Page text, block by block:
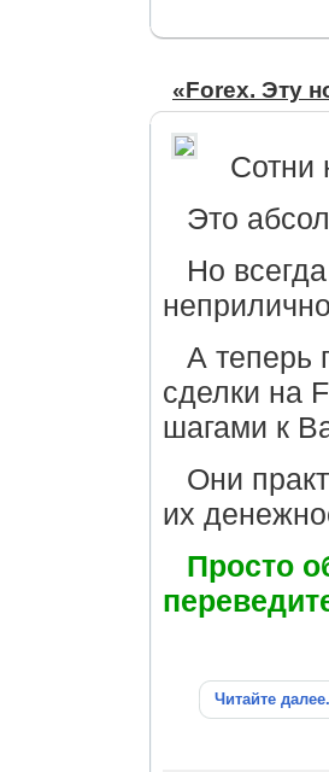
«Forex. Эту
Сотни
Это
Но
А теперь
сделки на
шагами к
Они
их
Просто
Читайте